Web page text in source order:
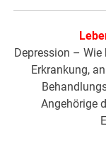
Depression –
Erkrankung,
Angehörige